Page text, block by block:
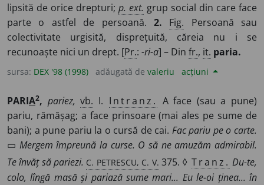
lipsită de orice drepturi; p. ext. grup social din care face
parte o astfel de persoană. 2. Fig. Persoană sau
colectivitate urgisită, disprețuită, căreia nu i se
recunoaște nici un drept. [Pr.: -ri-a] – Din fr., it. paria.
sursa: DEX '98 (1998) adăugată de valeriu acțiuni
PARIA2, pariez, vb. I. Intranz. A face (sau a pune)
pariu, rămășag; a face prinsoare (mai ales pe sume de
bani); a pune pariu la o cursă de cai. Fac pariu pe o carte.
▭ Mergem împreună la curse. O să ne amuzăm admirabil.
Te învăț să pariezi. C. PETRESCU, C. V. 375. ◊ Tranz. Du-te,
colo, lîngă masă și pariază sume mari... Eu le-oi ținea... în